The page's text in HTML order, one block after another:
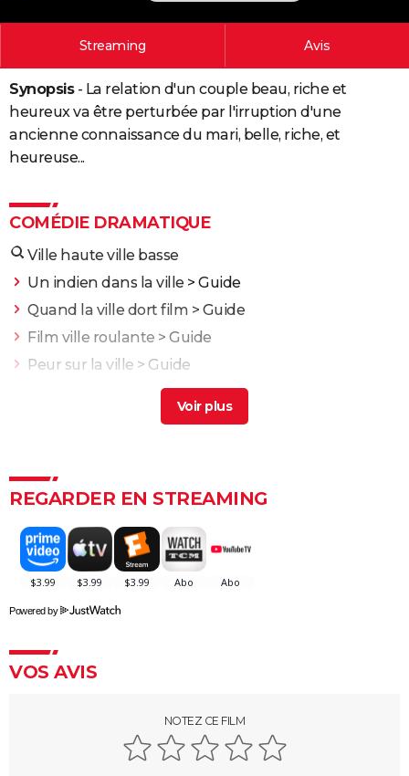
PHOTO
BONS PLANS
CARTE DE VOEUX
Carte de Noël
Carte Bonne année
Carte Saint-Valentin
Carte Pâques
Carte d'anniversaire
Dictionnaire
Biographies
Citations
Expressions
Proverbes
PROGRAMME TV
COPAINS D'AVANT
S'inscrire
Se connecter
Lycées
Collèges
Primaires
Universités
Entreprises
Service militaire
Avis de recherche
AVIS DE DÉCÈS
FORUM
Streaming Avis
Synopsis- La relation d'un couple beau, riche et
heureux va être perturbée par l'irruption d'une
ancienne connaissance du mari, belle, riche, et
heureuse...
COMÉDIE DRAMATIQUE
Ville haute ville basse
Un indien dans la ville > Guide
Quand la ville dort film > Guide
Film ville roulante > Guide
Peur sur la ville > Guide
Deux hommes dans la ville> Guide
Une bataille après l'autre : noté 4,7/5, le gagnant des
Kaamelott deuxième volet (partie 1) : quand voir la
Second tour : date de sortie, bande-annonce,
casting, intrigue, avis...
Asteroid City : critiques, séances, streaming, bande-
annonce, casting, avis...
Un triomphe
Little Miss Sunshine
The Phoenician Scheme : faut-il voir le dernier Wes
REGARDER EN STREAMING
Powered by
VOS AVIS
NOTEZ CE FILM